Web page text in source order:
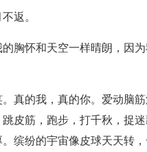
返。
胸怀和天空一样晴朗，因
真的我，真的你。爱动脑筋
皮筋，跑步，打千秋，捉
缤纷的宇宙像皮球天天转